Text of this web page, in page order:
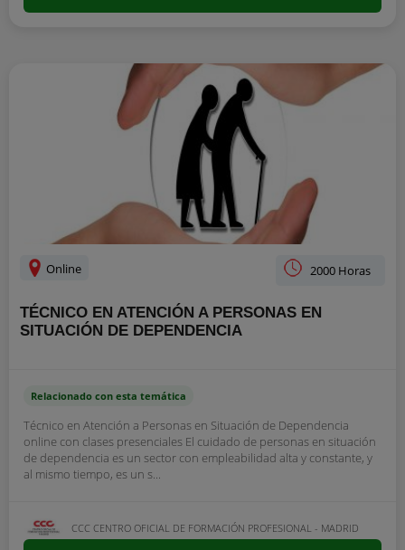
Online 2000 Horas
TÉCNICO EN ATENCIÓN A PERSONAS EN
SITUACIÓN DE DEPENDENCIA
Relacionado con esta temática
Técnico en Atención a Personas en Situación de Dependencia
online con clases presenciales El cuidado de personas en situación
de dependencia es un sector con empleabilidad alta y constante, y
al mismo tiempo, es un s...
CCC CENTRO OFICIAL DE FORMACIÓN PROFESIONAL - MADRID